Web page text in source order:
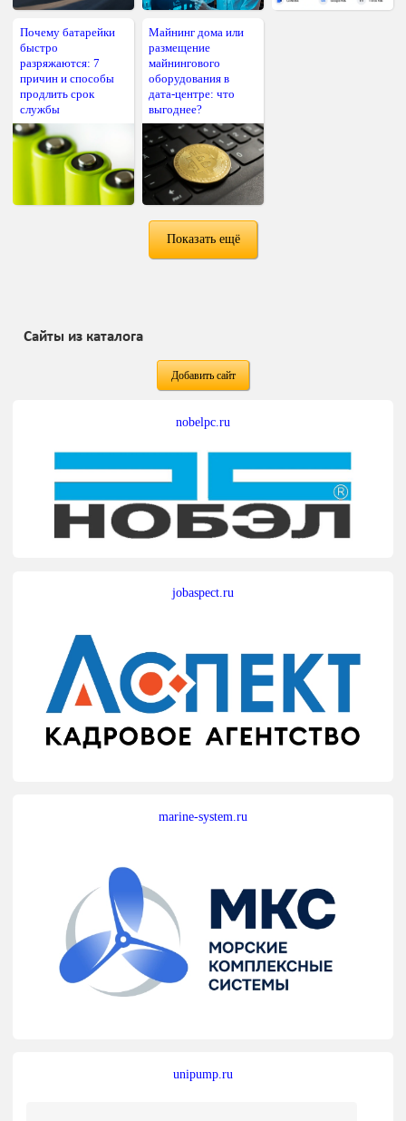
Почему батарейки
быстро
разряжаются: 7
причин и способы
продлить срок
службы
Майнинг дома или
размещение
майнингового
оборудования в
дата-центре: что
выгоднее?
Показать ещё
Сайты из каталога
Добавить сайт
nobelpc.ru
jobaspect.ru
marine-system.ru
unipump.ru